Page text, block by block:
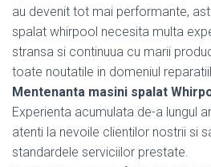
au devenit tot mai performante,
spalat whirpool necesita multa
stransa si continuua cu marii
toate noutatile in domeniul
Mentenanta masini spalat
Experienta acumulata de-a lungul
atenti la nevoile clientilor nostrii si
standardele serviciilor prestate.